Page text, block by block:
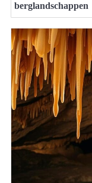
berglandschappen